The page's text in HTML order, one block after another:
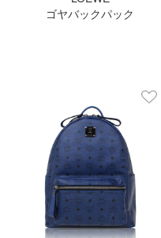
ゴヤバックパック